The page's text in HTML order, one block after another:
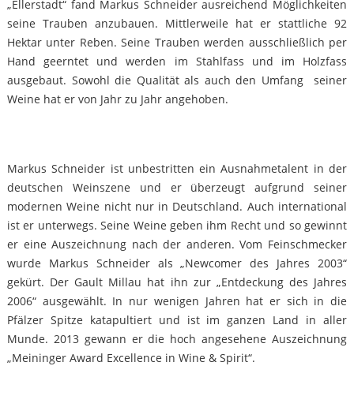
„Ellerstadt“ fand Markus Schneider ausreichend Möglichkeiten
seine Trauben anzubauen. Mittlerweile hat er stattliche 92
Hektar unter Reben. Seine Trauben werden ausschließlich per
Hand geerntet und werden im Stahlfass und im Holzfass
ausgebaut. Sowohl die Qualität als auch den Umfang seiner
Weine hat er von Jahr zu Jahr angehoben.
Markus Schneider ist unbestritten ein Ausnahmetalent in der
deutschen Weinszene und er überzeugt aufgrund seiner
modernen Weine nicht nur in Deutschland. Auch international
ist er unterwegs. Seine Weine geben ihm Recht und so gewinnt
er eine Auszeichnung nach der anderen. Vom Feinschmecker
wurde Markus Schneider als „Newcomer des Jahres 2003“
gekürt. Der Gault Millau hat ihn zur „Entdeckung des Jahres
2006“ ausgewählt. In nur wenigen Jahren hat er sich in die
Pfälzer Spitze katapultiert und ist im ganzen Land in aller
Munde. 2013 gewann er die hoch angesehene Auszeichnung
„Meininger Award Excellence in Wine & Spirit“.